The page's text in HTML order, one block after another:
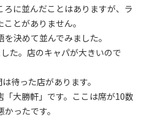
に並んだことはありますが、ラ
とがありません。
決めて並んでみました。
た。店のキャパが大きいので
待った店があります。
大勝軒」です。ここは席が10数
ったです。